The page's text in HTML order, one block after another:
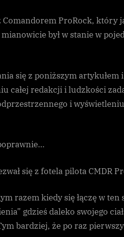
ProRock, który
był w stanie w
się z poniższym artykułem
redakcji i ludzkości
i
się z fotela pilota CMDR
razem kiedy się łączę w ten
gdzieś daleko swojego
bardziej, że po raz pierwszy